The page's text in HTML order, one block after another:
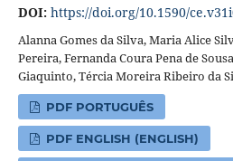
DOI: https://doi.org/10.1590/
Alanna Gomes da Silva, Maria Alice
Pereira, Fernanda Coura Pena de
Giaquinto, Tércia Moreira Ribeiro da
PDF PORTUGUÊS
PDF ENGLISH (ENGLISH)